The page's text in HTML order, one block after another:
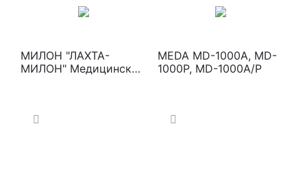
МИЛОН "ЛАХТА-
МИЛОН" Медицинские
MEDA MD-1000A, MD-
1000P, MD-1000A/P